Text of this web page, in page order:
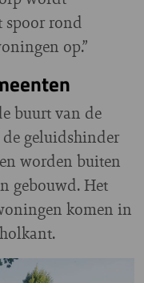
spoor rond
op.”
buurt van de
geluidshinder
worden buiten
gebouwd. Het
komen in